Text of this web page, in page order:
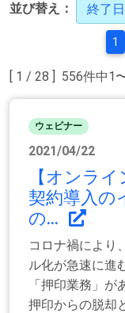
並び替え： 終了
[ 1 / 28 ] 556件中1
1
ウェビナー
2021/04/22
【オンラ
契約導入の
の...
コロナ禍により
ル化が急速に進
「押印業務」
押印からの脱却